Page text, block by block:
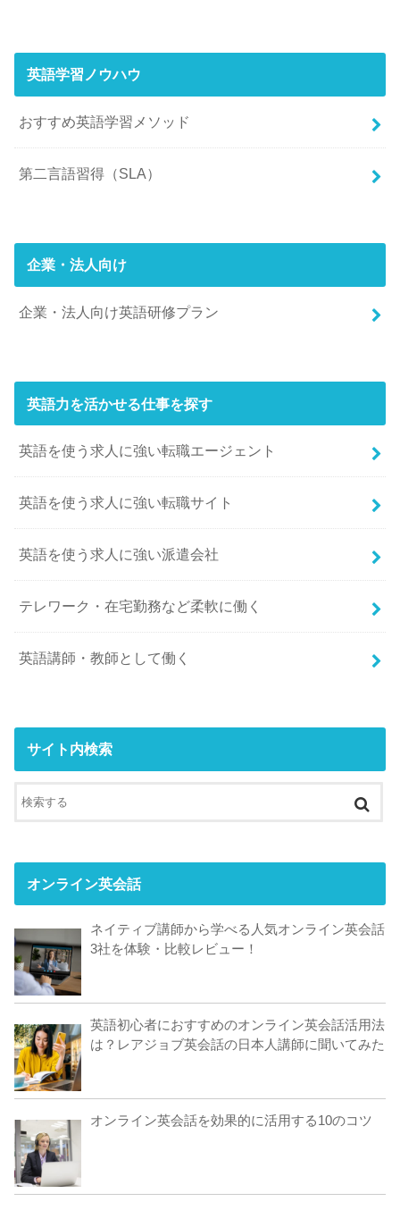
英語学習ノウハウ
おすすめ英語学習メソッド
第二言語習得（SLA）
企業・法人向け
企業・法人向け英語研修プラン
英語力を活かせる仕事を探す
英語を使う求人に強い転職エージェント
英語を使う求人に強い転職サイト
英語を使う求人に強い派遣会社
テレワーク・在宅勤務など柔軟に働く
英語講師・教師として働く
サイト内検索
オンライン英会話
ネイティブ講師から学べる人気オンライン英会話
3社を体験・比較レビュー！
英語初心者におすすめのオンライン英会話活用法
は？レアジョブ英会話の日本人講師に聞いてみた
オンライン英会話を効果的に活用する10のコツ